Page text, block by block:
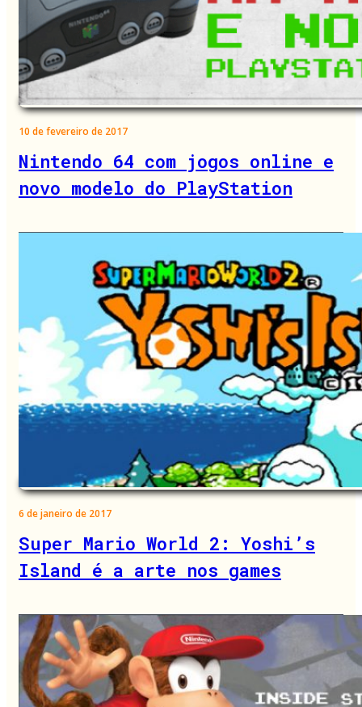
10 de fevereiro de 2017
Nintendo 64 com jogos online e
novo modelo do PlayStation
6 de janeiro de 2017
Super Mario World 2: Yoshi’s
Island é a arte nos games